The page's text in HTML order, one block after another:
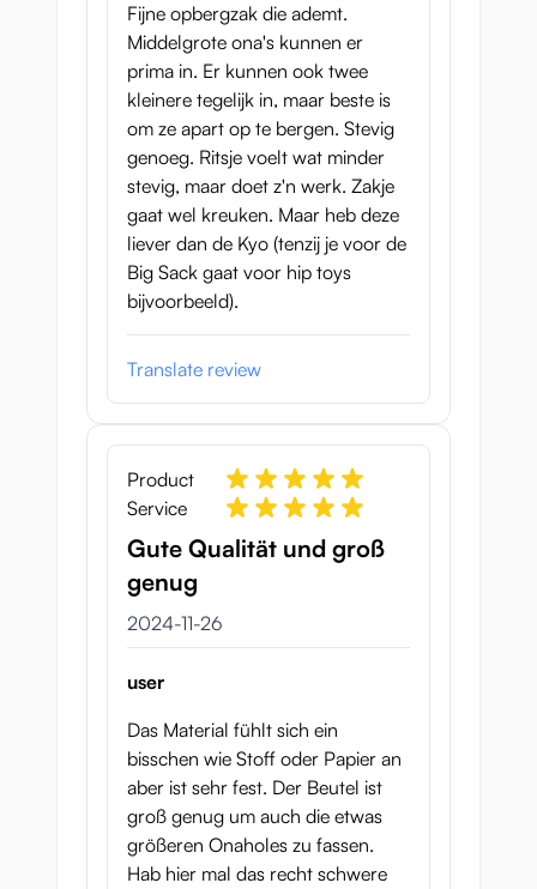
Fijne opbergzak die ademt.
Middelgrote ona's kunnen er
prima in. Er kunnen ook twee
kleinere tegelijk in, maar beste is
om ze apart op te bergen. Stevig
genoeg. Ritsje voelt wat minder
stevig, maar doet z'n werk. Zakje
gaat wel kreuken. Maar heb deze
liever dan de Kyo (tenzij je voor de
Big Sack gaat voor hip toys
bijvoorbeeld).
Translate review
Product
Service
Gute Qualität und groß
genug
26 november 2024
2024-11-26
user
Das Material fühlt sich ein
bisschen wie Stoff oder Papier an
aber ist sehr fest. Der Beutel ist
groß genug um auch die etwas
größeren Onaholes zu fassen.
Hab hier mal das recht schwere